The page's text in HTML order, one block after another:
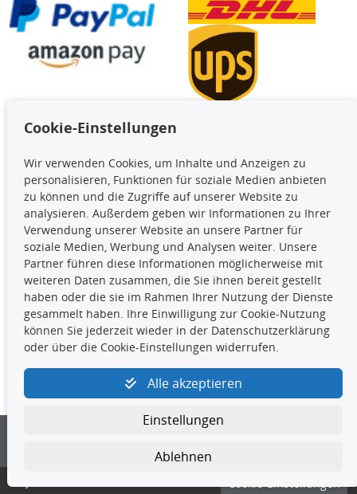
Die hier angezeigten Daten,
insbesondere die gesamte Datenbank,
dürfen nicht kopiert werden. Es ist zu
unterlassen, die Daten oder die gesamte Datenbank ohne
vorherige Zustimmung TecDocs zu vervielfältigen, zu
verbreiten und/oder diese Handlungen durch Dritte ausführen
zu lassen. Ein Zuwiderhandeln stellt eine
Urheberrechtsverletzung dar und wird verfolgt.
Kontakt
4yourcar GmbH | Avidesweg 1 | 27386 Hemsbünde |
kundenservice@4yourcar.de
Cookie-Einstellungen
Cookie-Einstellungen
Wir verwenden Cookies, um Inhalte und Anzeigen zu
personalisieren, Funktionen für soziale Medien anbieten
zu können und die Zugriffe auf unserer Website zu
analysieren. Außerdem geben wir Informationen zu Ihrer
Verwendung unserer Website an unsere Partner für
soziale Medien, Werbung und Analysen weiter. Unsere
Partner führen diese Informationen möglicherweise mit
weiteren Daten zusammen, die Sie ihnen bereit gestellt
haben oder die sie im Rahmen Ihrer Nutzung der Dienste
gesammelt haben. Ihre Einwilligung zur Cookie-Nutzung
können Sie jederzeit wieder in der Datenschutzerklärung
oder über die Cookie-Einstellungen widerrufen.
Alle akzeptieren
Einstellungen
Ablehnen